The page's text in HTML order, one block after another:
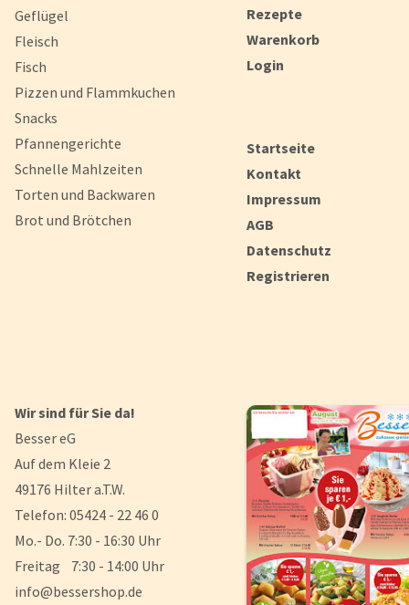
Geflügel
Fleisch
Fisch
Pizzen und Flammkuchen
Snacks
Pfannengerichte
Schnelle Mahlzeiten
Torten und Backwaren
Brot und Brötchen
Rezepte
Warenkorb
Login
Startseite
Kontakt
Impressum
AGB
Datenschutz
Registrieren
Wir sind für Sie da!
Besser eG
Auf dem Kleie 2
49176 Hilter a.T.W.
Telefon: 05424 - 22 46 0
Mo.- Do. 7:30 - 16:30 Uhr
Freitag 7:30 - 14:00 Uhr
info@bessershop.de